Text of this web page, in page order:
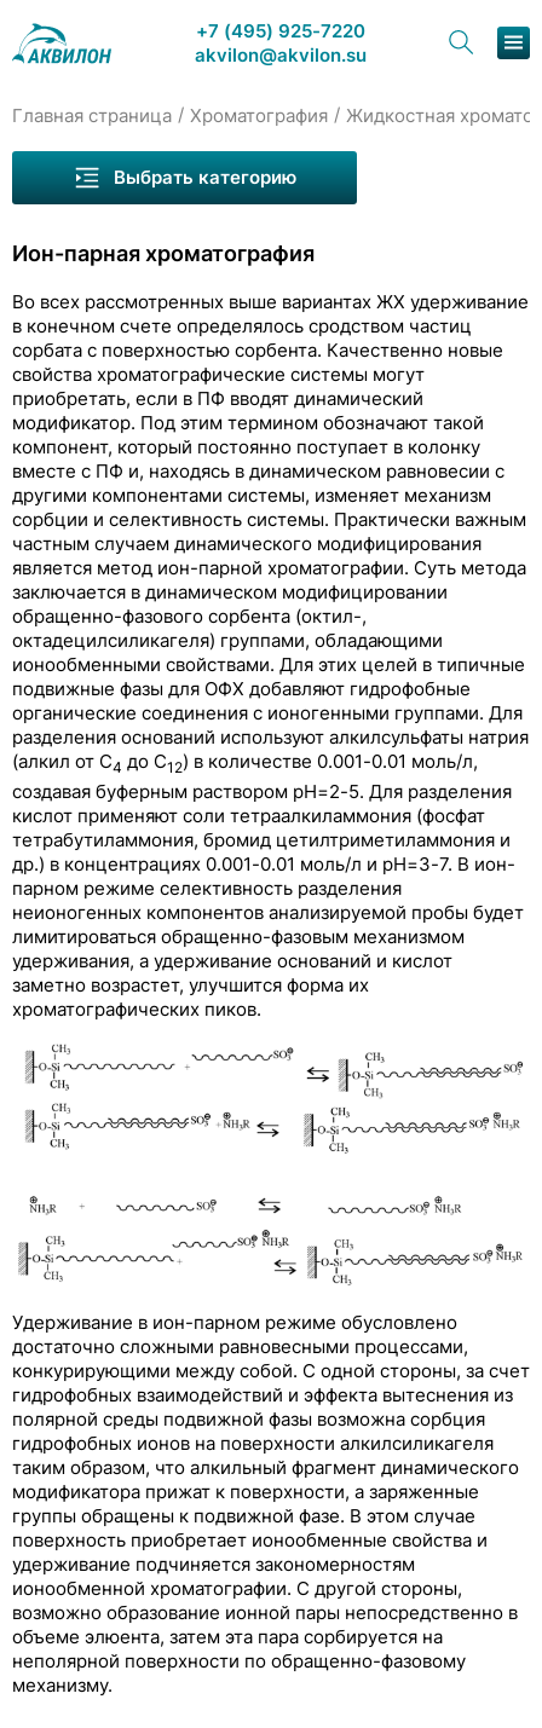
+7 (495) 925-7220
akvilon@akvilon.su
Каталог
Сервис и ремонт
О компании
Контакты
Главная страница / Хроматография / Жидкостная
Ион-парная хроматография
Во всех рассмотренных выше вариантах ЖХ удерживание
в конечном счете определялось сродством частиц
сорбата с поверхностью сорбента. Качественно новые
свойства хроматографические системы могут
приобретать, если в ПФ вводят динамический
модификатор. Под этим термином обозначают такой
компонент, который постоянно поступает в колонку
вместе с ПФ и, находясь в динамическом равновесии с
другими компонентами системы, изменяет механизм
сорбции и селективность системы. Практически важным
частным случаем динамического модифицирования
является метод ион-парной хроматографии. Суть метода
заключается в динамическом модифицировании
обращенно-фазового сорбента (октил-,
октадецилсиликагеля) группами, обладающими
ионообменными свойствами. Для этих целей в типичные
подвижные фазы для ОФХ добавляют гидрофобные
органические соединения с ионогенными группами. Для
разделения оснований используют алкилсульфаты натрия
(алкил от С4 до С12) в количестве 0.001-0.01 моль/л,
создавая буферным раствором рН=2-5. Для разделения
кислот применяют соли тетраалкиламмония (фосфат
тетрабутиламмония, бромид цетилтриметиламмония и
др.) в концентрациях 0.001-0.01 моль/л и рН=3-7. В ион-
парном режиме селективность разделения
неионогенных компонентов анализируемой пробы будет
лимитироваться обращенно-фазовым механизмом
удерживания, а удерживание оснований и кислот
заметно возрастет, улучшится форма их
хроматографических пиков.
Удерживание в ион-парном режиме обусловлено
достаточно сложными равновесными процессами,
конкурирующими между собой. С одной стороны, за счет
гидрофобных взаимодействий и эффекта вытеснения из
полярной среды подвижной фазы возможна сорбция
гидрофобных ионов на поверхности алкилсиликагеля
таким образом, что алкильный фрагмент динамического
модификатора прижат к поверхности, а заряженные
группы обращены к подвижной фазе. В этом случае
поверхность приобретает ионообменные свойства и
удерживание подчиняется закономерностям
ионообменной хроматографии. С другой стороны,
возможно образование ионной пары непосредственно в
объеме элюента, затем эта пара сорбируется на
неполярной поверхности по обращенно-фазовому
механизму.
Выбрать категорию
Хроматографические параметры
Жидкостная хроматография
Жидкостная адсорбционная хроматография
Нормально-фазовая распределительная
хроматография
Обращенно-фазовая распределительная
хроматография
Ионообменная хроматография
Ионная хроматография
Ион-парная хроматография
Лигандообменная хроматография
Эксклюзионная хроматография
Ионоэксклюзионная хроматография
Хроматограф жидкостный
Хроматографическая колонка
Свойства некоторых химических веществ и
соединений